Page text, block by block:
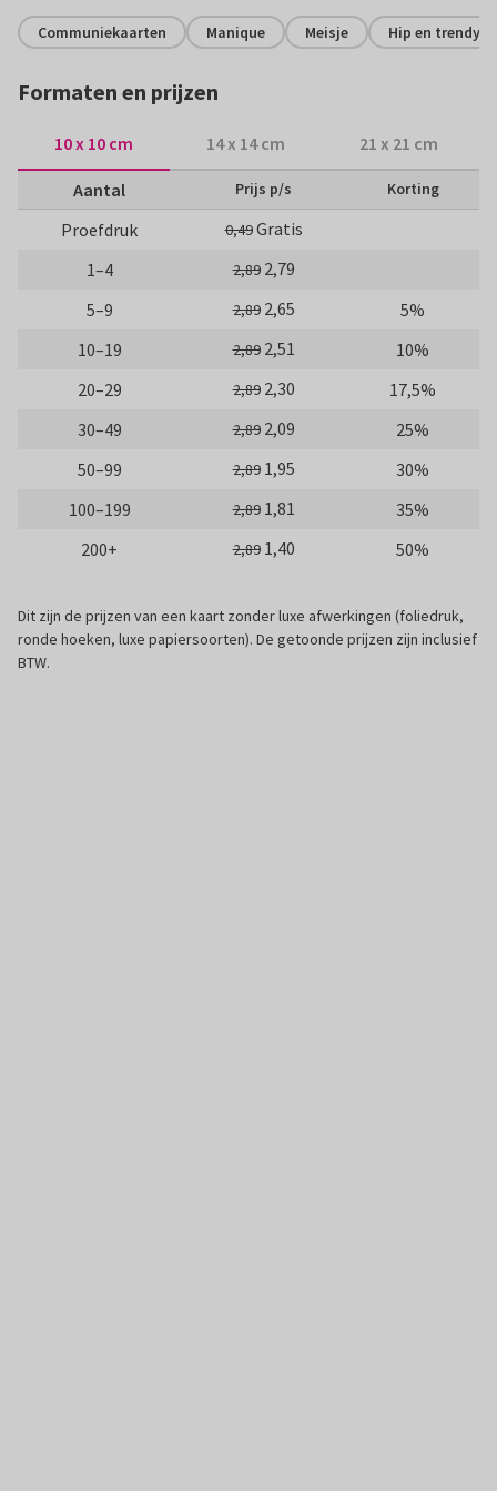
Communiekaarten Manique Meisje Hip en trendy
Formaten en prijzen
10 x 10 cm 14 x 14 cm 21 x 21 cm
Aantal Prijs p/s Korting
Proefdruk 0,49Gratis
1–4
2,89 2,79
5–9
2,89 2,65
5%
10–19
2,89 2,51
10%
20–29
2,89 2,30
17,5%
30–49
2,89 2,09
25%
50–99
2,89 1,95
30%
100–199
2,89 1,81
35%
200+
2,89 1,40 50%
Dit zijn de prijzen van een kaart zonder luxe afwerkingen (foliedruk,
ronde hoeken, luxe papiersoorten). De getoonde prijzen zijn inclusief
BTW.